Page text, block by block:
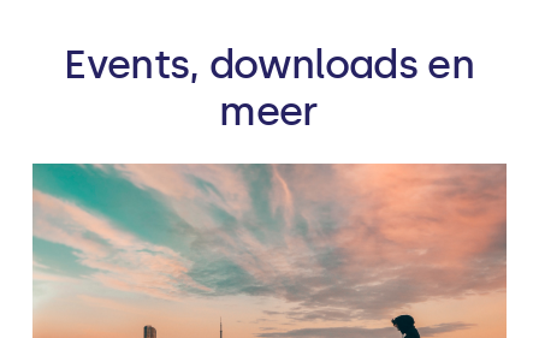
Events, downloads en
meer